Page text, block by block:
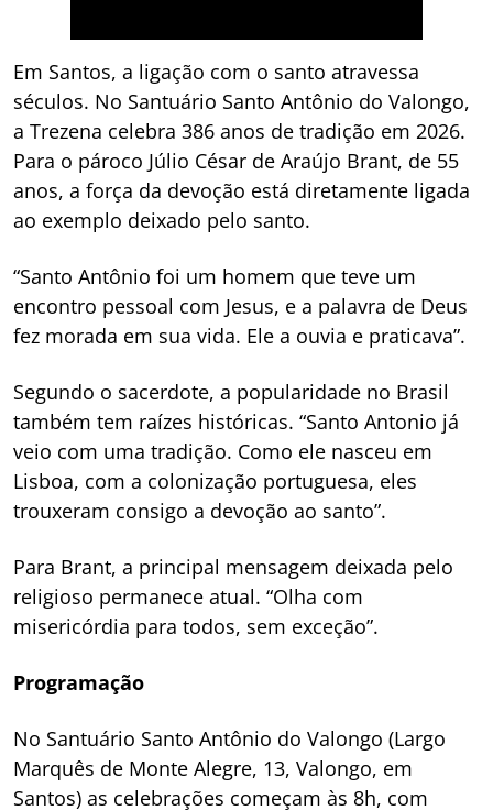
Em Santos, a ligação com o santo atravessa
séculos. No Santuário Santo Antônio do Valongo,
a Trezena celebra 386 anos de tradição em 2026.
Para o pároco Júlio César de Araújo Brant, de 55
anos, a força da devoção está diretamente ligada
ao exemplo deixado pelo santo.
“Santo Antônio foi um homem que teve um
encontro pessoal com Jesus, e a palavra de Deus
fez morada em sua vida. Ele a ouvia e praticava”.
Segundo o sacerdote, a popularidade no Brasil
também tem raízes históricas. “Santo Antonio já
veio com uma tradição. Como ele nasceu em
Lisboa, com a colonização portuguesa, eles
trouxeram consigo a devoção ao santo”.
Para Brant, a principal mensagem deixada pelo
religioso permanece atual. “Olha com
misericórdia para todos, sem exceção”.
Programação
No Santuário Santo Antônio do Valongo (Largo
Marquês de Monte Alegre, 13, Valongo, em
Santos) as celebrações começam às 8h, com